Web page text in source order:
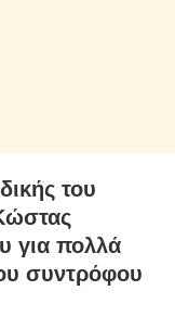
του
για πολλά
συντρόφου